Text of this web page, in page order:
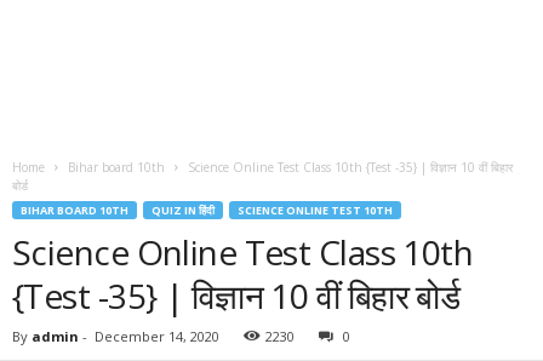
Home Bihar board 10th
Science Online Test Class 10th {Test -35} | विज्ञान 10 वीं बिहार
बोर्ड
BIHAR BOARD 10TH QUIZ IN हिंदी SCIENCE ONLINE TEST 10TH
Science Online Test Class 10th
{Test -35} | विज्ञान 10 वीं बिहार बोर्ड
By admin - December 14, 2020 2230 0